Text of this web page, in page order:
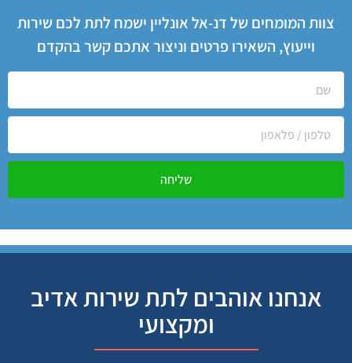
צוות המומחים של דנ-אל אונליין ישמח לתת לכם שירות
וייעוץ, השאירו פרטים וניצור אתכם קשר בהקדם
שליחה
אנחנו אוהבים לתת שירות אדיב
ומקצועי